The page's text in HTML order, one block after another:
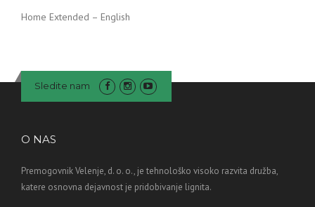
Home Extended – English
Sledite nam
O NAS
Premogovnik Velenje, d. o. o., je tehnološko visoko razvita družba,
katere osnovna dejavnost je pridobivanje lignita.